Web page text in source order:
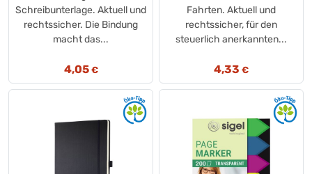
Plano®(+1)
Post-it®(+7)
Post-it®(+12)
Schreibunterlage. Aktuell und
rechtssicher. Die Bindung
macht das...
4,05€
Fahrten. Aktuell und
rechtssicher, für den
steuerlich anerkannten...
4,33 €